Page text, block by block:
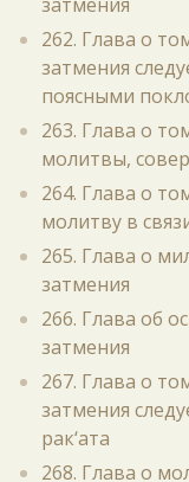
262. Глава о
затмения
поясными
263. Глава о
молитвы,
264. Глава о
молитву в
265. Глава о
затмения
266. Глава об
затмения
267. Глава о
затмения
рак‘ата
268. Глава о